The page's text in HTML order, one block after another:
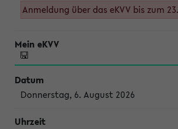
Anmeldung über das eKVV bis zum
Donnerstag, 6. August 2026